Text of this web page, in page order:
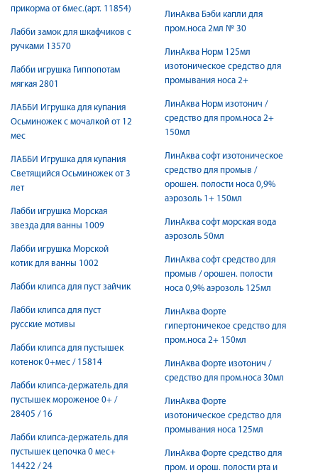
прикорма от 6мес.(арт. 11854)
Лабби замок для шкафчиков с
ручками 13570
Лабби игрушка Гиппопотам
мягкая 2801
ЛАББИ Игрушка для купания
Осьминожек с мочалкой от 12
мес
ЛАББИ Игрушка для купания
Светящийся Осьминожек от 3
лет
Лабби игрушка Морская
звезда для ванны 1009
Лабби игрушка Морской
котик для ванны 1002
Лабби клипса для пуст зайчик
Лабби клипса для пуст
русские мотивы
Лабби клипса для пустышек
котенок 0+мес / 15814
Лабби клипса-держатель для
пустышек мороженое 0+ /
28405 / 16
Лабби клипса-держатель для
пустышек цепочка 0 мес+
14422 / 24
ЛинАква Бэби капли для
пром.носа 2мл № 30
ЛинАква Норм 125мл
изотоническое средство для
промывания носа 2+
ЛинАква Норм изотонич /
средство для пром.носа 2+
150мл
ЛинАква софт изотоническое
средство для промыв /
орошен. полости носа 0,9%
аэрозоль 1+ 150мл
ЛинАква софт морская вода
аэрозоль 50мл
ЛинАква софт средство для
промыв / орошен. полости
носа 0,9% аэрозоль 125мл
ЛинАква Форте
гипертоничекое средство для
пром.носа 2+ 150мл
ЛинАква Форте изотонич /
средство для пром.носа 30мл
ЛинАква Форте
изотоническое средство для
промывания носа 125мл
ЛинАква Форте средство для
пром. и орош. полости рта и